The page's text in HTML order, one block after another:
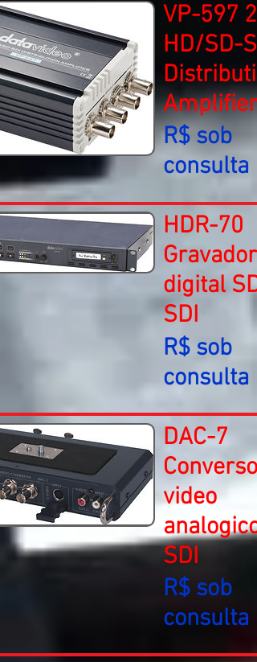
VP-597
HD/SD-
Amplifier
R$ sob
consulta
HDR-70
Gravador
digital
SDI
R$ sob
consulta
DAC-7
video
SDI
R$ sob
consulta